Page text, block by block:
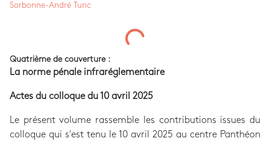
Sorbonne-André Tunc
Quatrième de couverture :
La norme pénale infraréglementaire
Actes du colloque du 10 avril 2025
Le présent volume rassemble les contributions issues du
colloque qui s'est tenu le 10 avril 2025 au centre Panthéon